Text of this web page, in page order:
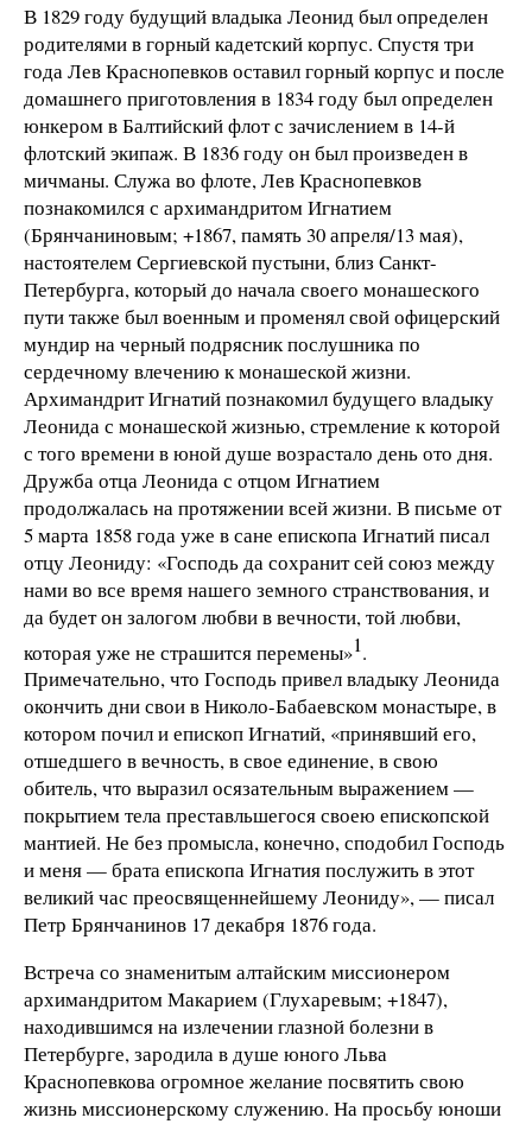
В 1829 году будущий владыка Леонид был определен
родителями в горный кадетский корпус. Спустя три
года Лев Краснопевков оставил горный корпус и после
домашнего приготовления в 1834 году был определен
юнкером в Балтийский флот с зачислением в 14-й
флотский экипаж. В 1836 году он был произведен в
мичманы. Служа во флоте, Лев Краснопевков
познакомился с архимандритом Игнатием
(Брянчаниновым; +1867, память 30 апреля/13 мая),
настоятелем Сергиевской пустыни, близ Санкт-
Петербурга, который до начала своего монашеского
пути также был военным и променял свой офицерский
мундир на черный подрясник послушника по
сердечному влечению к монашеской жизни.
Архимандрит Игнатий познакомил будущего владыку
Леонида с монашеской жизнью, стремление к которой
с того времени в юной душе возрастало день ото дня.
Дружба отца Леонида с отцом Игнатием
продолжалась на протяжении всей жизни. В письме от
5 марта 1858 года уже в сане епископа Игнатий писал
отцу Леониду: «Господь да сохранит сей союз между
нами во все время нашего земного странствования, и
да будет он залогом любви в вечности, той любви,
которая уже не страшится перемены»1.
Примечательно, что Господь привел владыку Леонида
окончить дни свои в Николо-Бабаевском монастыре, в
котором почил и епископ Игнатий, «принявший его,
отшедшего в вечность, в свое единение, в свою
обитель, что выразил осязательным выражением —
покрытием тела преставльшегося своею епископской
мантией. Не без промысла, конечно, сподобил Господь
и меня — брата епископа Игнатия послужить в этот
великий час преосвященнейшему Леониду», — писал
Петр Брянчанинов 17 декабря 1876 года.
Встреча со знаменитым алтайским миссионером
архимандритом Макарием (Глухаревым; +1847),
находившимся на излечении глазной болезни в
Петербурге, зародила в душе юного Льва
Краснопевкова огромное желание посвятить свою
жизнь миссионерскому служению. На просьбу юноши